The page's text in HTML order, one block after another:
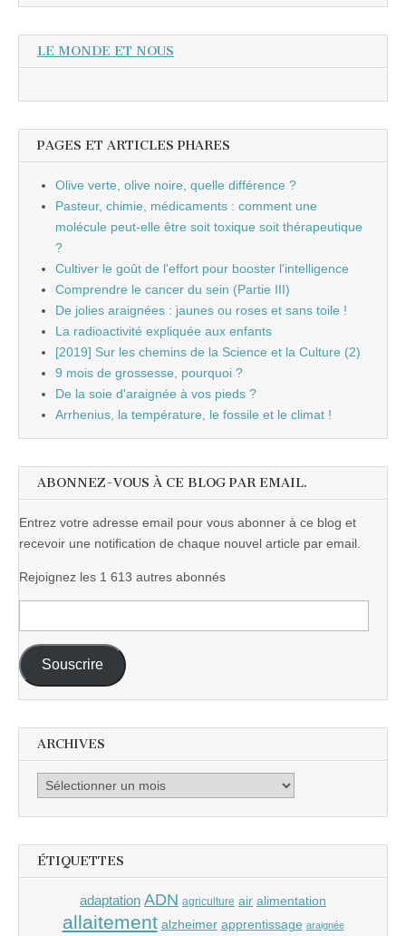
LE MONDE ET NOUS
PAGES ET ARTICLES PHARES
Olive verte, olive noire, quelle différence ?
Pasteur, chimie, médicaments : comment une
molécule peut-elle être soit toxique soit thérapeutique
?
Cultiver le goût de l'effort pour booster l'intelligence
Comprendre le cancer du sein (Partie III)
De jolies araignées : jaunes ou roses et sans toile !
La radioactivité expliquée aux enfants
[2019] Sur les chemins de la Science et la Culture (2)
9 mois de grossesse, pourquoi ?
De la soie d'araignée à vos pieds ?
Arrhenius, la température, le fossile et le climat !
ABONNEZ-VOUS À CE BLOG PAR EMAIL.
Entrez votre adresse email pour vous abonner à ce blog et
recevoir une notification de chaque nouvel article par email.
Rejoignez les 1 613 autres abonnés
e-
mail :
Souscrire
ARCHIVES
Archives
ÉTIQUETTES
adaptation ADN agriculture air alimentation
allaitement alzheimer apprentissage araignée